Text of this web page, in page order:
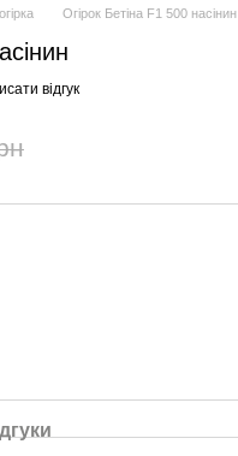
Огірок Бетіна F1 500 насінин
відгук